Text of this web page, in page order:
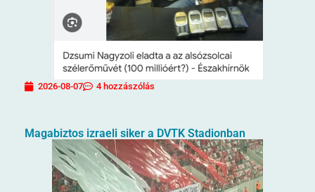
2026-08-07 4 hozzászólás
Magabiztos izraeli siker a DVTK Stadionban